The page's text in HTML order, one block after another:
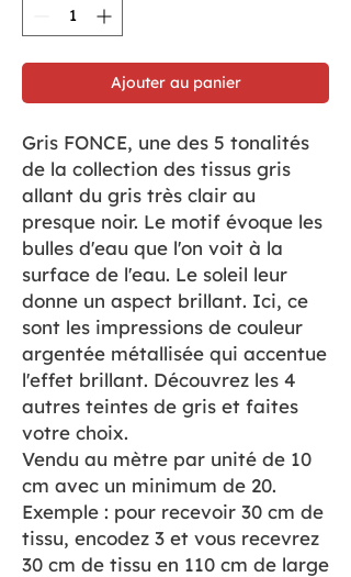
Ajouter au panier
Gris FONCE, une des 5 tonalités
de la collection des tissus gris
allant du gris très clair au
presque noir. Le motif évoque les
bulles d'eau que l'on voit à la
surface de l'eau. Le soleil leur
donne un aspect brillant. Ici, ce
sont les impressions de couleur
argentée métallisée qui accentue
l'effet brillant. Découvrez les 4
autres teintes de gris et faites
votre choix.
Vendu au mètre par unité de 10
cm avec un minimum de 20.
Exemple : pour recevoir 30 cm de
tissu, encodez 3 et vous recevrez
30 cm de tissu en 110 cm de large